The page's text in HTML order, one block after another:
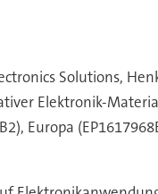
Solutions,
Elektronik-
Europa